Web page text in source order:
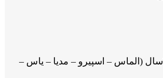
گارانتی اصلی 2سال (الماس – اسپیرو – مدیا – یاس –